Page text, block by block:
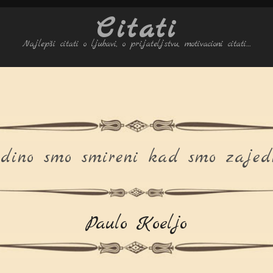
Citati
Najlepši citati o ljubavi, o prijateljstvu, motivacioni citati…
smo smireni kad smo
Paulo Koeljo